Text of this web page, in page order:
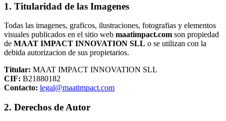
1. Titularidad de las Imagenes
Todas las imagenes, graficos, ilustraciones, fotografias y elementos
visuales publicados en el sitio web maatimpact.com son propiedad
de MAAT IMPACT INNOVATION SLL o se utilizan con la
debida autorizacion de sus propietarios.
Titular: MAAT IMPACT INNOVATION SLL
CIF: B21880182
Contacto: legal@maatimpact.com
2. Derechos de Autor